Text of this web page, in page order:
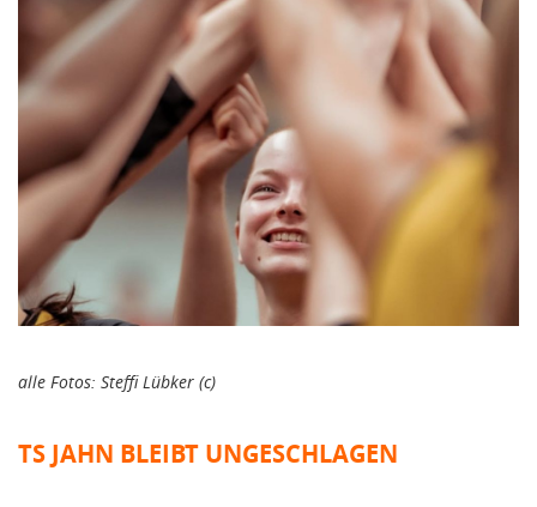
alle Fotos: Steffi Lübker (c)
TS JAHN BLEIBT UNGESCHLAGEN